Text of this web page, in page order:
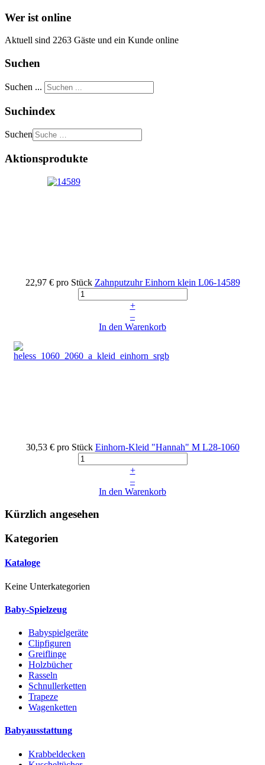
Wer ist online
Aktuell sind 2263 Gäste und ein Kunde online
Suchen
Suchen ...
Suchindex
Suchen
Aktionsprodukte
22,97 € pro Stück Zahnputzuhr Einhorn klein L06-14589
+
–
In den Warenkorb
30,53 € pro Stück Einhorn-Kleid "Hannah" M L28-1060
+
–
In den Warenkorb
Kürzlich angesehen
Kategorien
Kataloge
Keine Unterkategorien
Baby-Spielzeug
Babyspielgeräte
Clipfiguren
Greiflinge
Holzbücher
Rasseln
Schnullerketten
Trapeze
Wagenketten
Babyausstattung
Krabbeldecken